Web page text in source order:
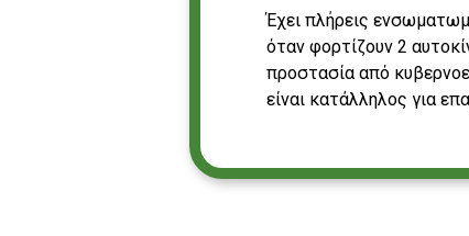
Έχει πλήρεις
όταν φορτίζουν 2
προστασία από
είναι κατάλληλος για